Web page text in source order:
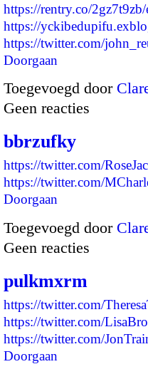
https://rentry.co/
https://
https://twitter.com/
Doorgaan
Toegevoegd door
Geen reacties
bbrzufky
https://twitter.com/
https://twitter.com/
Doorgaan
Toegevoegd door
Geen reacties
pulkmxrm
https://twitter.com/
https://twitter.com/
https://twitter.com/
Doorgaan